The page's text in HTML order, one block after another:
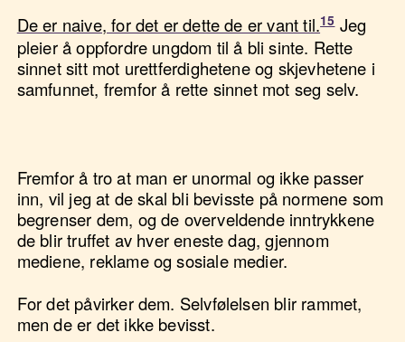
De er naive, for det er dette de er vant til.
Jeg
pleier å oppfordre ungdom til å bli sinte. Rette
sinnet sitt mot urettferdighetene og skjevhetene i
samfunnet, fremfor å rette sinnet mot seg selv.
Fremfor å tro at man er unormal og ikke passer
inn, vil jeg at de skal bli bevisste på normene som
begrenser dem, og de overveldende inntrykkene
de blir truffet av hver eneste dag, gjennom
mediene, reklame og sosiale medier.
For det påvirker dem. Selvfølelsen blir rammet,
men de er det ikke bevisst.